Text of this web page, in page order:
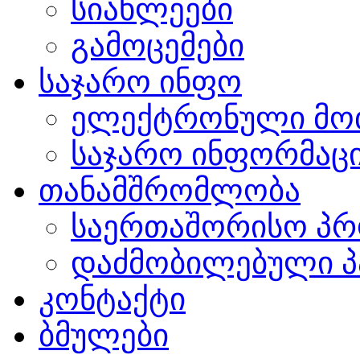
სიახლეები
გამოცემები
საჯარო ინფო
ელექტრონული
საჯარო
თანამშრომლობა
საერთაშორისო
დაძმობილებული
კონტაქტი
ბმულები